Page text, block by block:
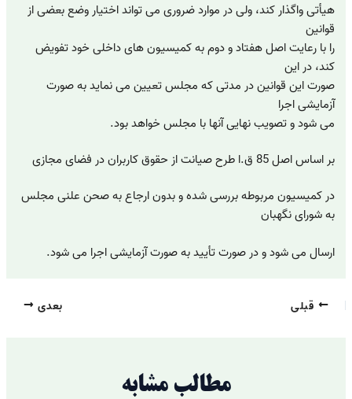
هیأتی‏ واگذار کند، ولی‏ در موارد ضروری‏ می‏ تواند اختیار وضع بعضی‏ از
قوانین‏
را با رعایت‏ اصل‏ هفتاد و دوم‏ به‏ کمیسیون‏ های‏ داخلی‏ خود تفویض‏
کند، در این‏
صورت‏ این‏ قوانین‏ در مدتی‏ که‏ مجلس‏ تعیین‏ می‏ نماید به‏ صورت‏
آزمایشی‏ اجرا
می‏ شود و تصویب‏ نهایی‏ آنها با مجلس‏ خواهد بود.‎‎‎‎‎‎‎‎‎
بر اساس اصل 85 ق.ا طرح صیانت از حقوق کاربران در فضای مجازی
در کمیسیون مربوطه بررسی شده و بدون ارجاع به صحن علنی مجلس
به شورای نگهبان
ارسال می شود و در صورت تأیید به صورت آزمایشی اجرا می شود.
قبلی بعدی
مطالب مشابه